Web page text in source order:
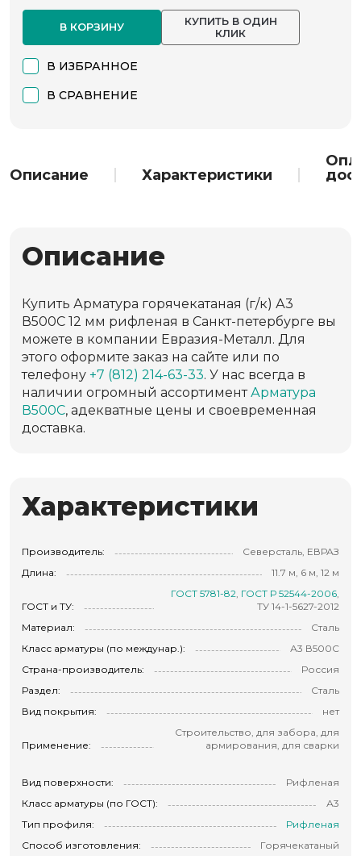
В КОРЗИНУ
КУПИТЬ В ОДИН
КЛИК
В ИЗБРАННОЕ
В СРАВНЕНИЕ
Описание Характеристики
Описание
Купить Арматура горячекатаная (г/к) А3
В500С 12 мм рифленая в Санкт-петербурге вы
можете в компании Евразия-Металл. Для
этого оформите заказ на сайте или по
телефону +7 (812) 214-63-33. У нас всегда в
наличии огромный ассортиментАрматура
В500С, адекватные цены и своевременная
доставка.
Характеристики
Производитель:
Северсталь, ЕВРАЗ
Длина:
11.7 м, 6 м, 12 м
ГОСТ и ТУ:
ГОСТ 5781-82 ГОСТ Р 52544-2006
ТУ 14-1-5627-2012
Материал:
Сталь
Класс арматуры (по междунар.):
А3 В500С
Страна-производитель:
Россия
Раздел:
Сталь
Вид покрытия:
нет
Применение:
Строительство, для забора, для
армирования, для сварки
Вид поверхности:
Рифленая
Класс арматуры (по ГОСТ):
А3
Тип профиля:
Рифленая
Способ изготовления:
Горячекатаный